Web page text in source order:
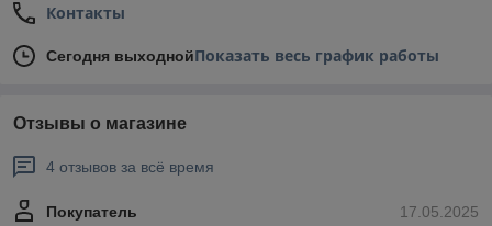
Контакты
Сегодня выходнойПоказать весь график работы
Отзывы о магазине
4 отзывов за всё время
17.05.2025
Покупатель